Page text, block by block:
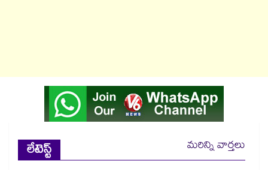
లేటెస్ట్
మరిన్ని వార్తలు